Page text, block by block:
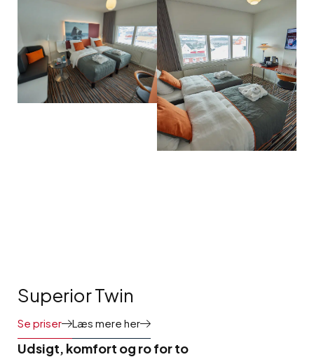
Superior Twin
Se priser Læs mere her
Udsigt, komfort og ro for to